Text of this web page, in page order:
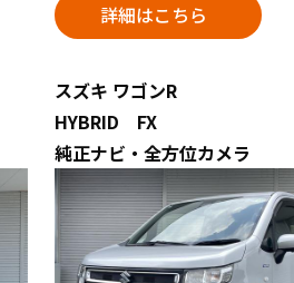
詳細はこちら
スズキ ワゴンR
HYBRID FX
純正ナビ・全方位カメラ